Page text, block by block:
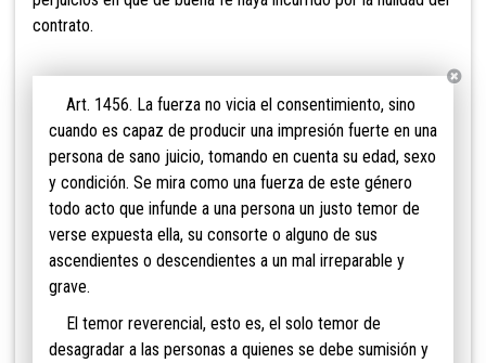
contrato.
Art. 1456. La fuerza no vicia el consentimiento, sino
cuando es capaz de producir una impresión fuerte en una
persona de sano juicio, tomando en cuenta su edad, sexo
y condición. Se mira como una fuerza de este género
todo acto que infunde a una persona un justo temor de
verse expuesta ella, su consorte o alguno de sus
ascendientes o descendientes a un mal irreparable y
grave.
El temor reverencial, esto es, el solo temor de
desagradar a las personas a quienes se debe sumisión y